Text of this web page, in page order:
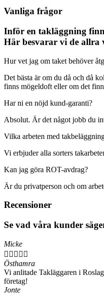
Vanliga frågor
Inför en takläggning
Här besvarar vi de allra
Hur vet jag om taket behöver
Det bästa är om du då och då
finns mögeldoft eller om det
Har ni en nöjd kund-garanti?
Absolut. Är det något jobb du
Vilka arbeten med
Vi erbjuder alla sorters
Kan jag göra ROT-avdrag?
Är du privatperson och om
Recensioner
Se vad våra kunder
Micke
    
Östhamra
Vi anlitade Takläggaren i
företag!
Jonte